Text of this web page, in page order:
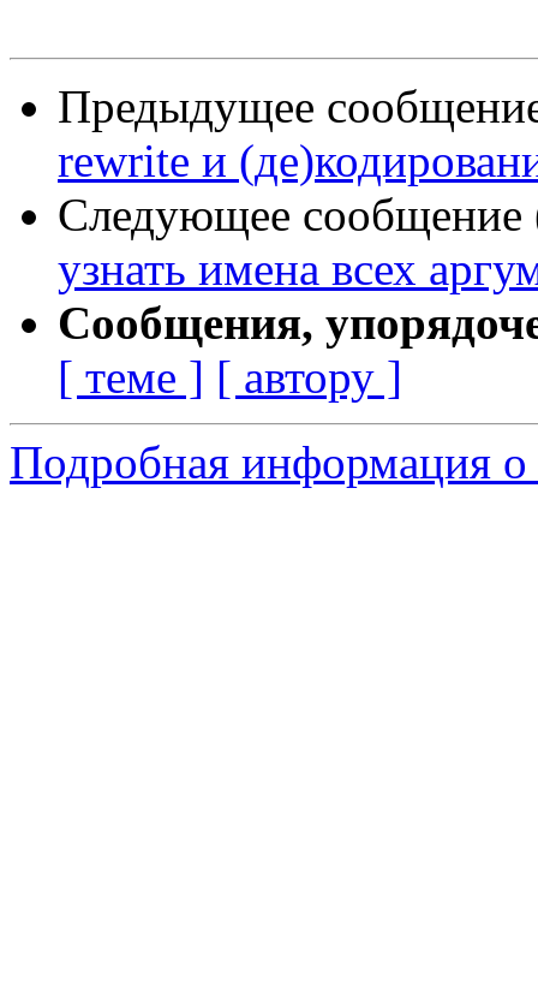
Предыдущее
rewrite и
Следующее сообщение
узнать имена всех
Сообщения,
[ теме ] [ автору ]
Подробная информация